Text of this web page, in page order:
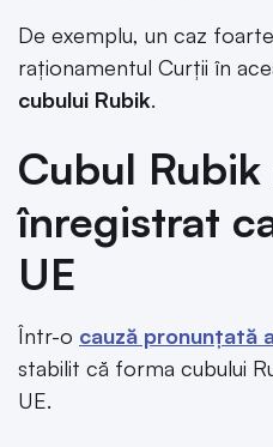
De exemplu, un caz
raționamentul Curții în
cubului Rubik.
Cubul
înregistrat
UE
Într-o cauză pronunțată
stabilit că forma cubului
UE.